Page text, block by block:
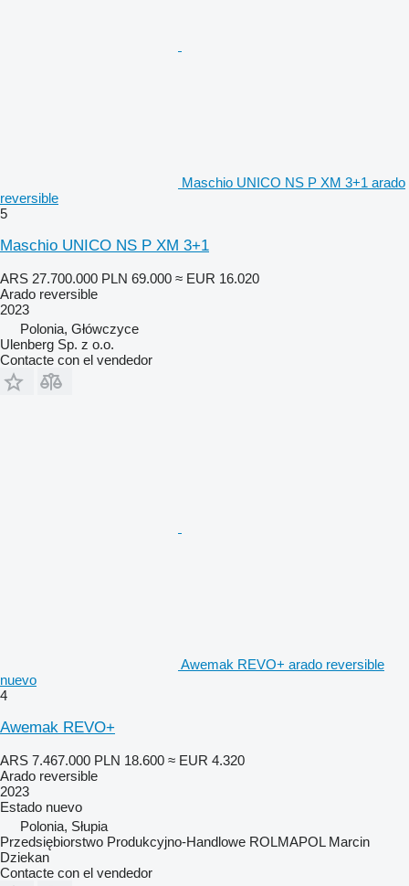
Maschio UNICO NS P XM 3+1 arado
reversible
5
Maschio UNICO NS P XM 3+1
ARS 27.700.000 PLN 69.000 ≈ EUR 16.020
Arado reversible
2023
Polonia, Główczyce
Ulenberg Sp. z o.o.
Contacte con el vendedor
Awemak REVO+ arado reversible
nuevo
4
Awemak REVO+
ARS 7.467.000 PLN 18.600 ≈ EUR 4.320
Arado reversible
2023
Estado nuevo
Polonia, Słupia
Przedsiębiorstwo Produkcyjno-Handlowe ROLMAPOL Marcin
Dziekan
Contacte con el vendedor